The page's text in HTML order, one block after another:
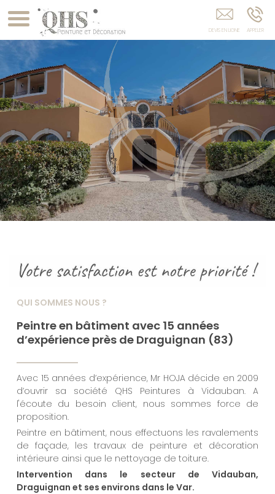
QUI SOMMES NOUS ?
Peintre en bâtiment avec 15 années
d’expérience près de Draguignan (83)
Avec 15 années d’expérience, Mr HOJA décide en 2009
d’ouvrir sa société QHS Peintures à Vidauban. A
l'écoute du besoin client, nous sommes force de
proposition.
Peintre en bâtiment, nous effectuons les ravalements
de façade, les travaux de peinture et décoration
intérieure ainsi que le nettoyage de toiture.
Intervention dans le secteur de Vidauban,
Draguignan et ses environs dans le Var.